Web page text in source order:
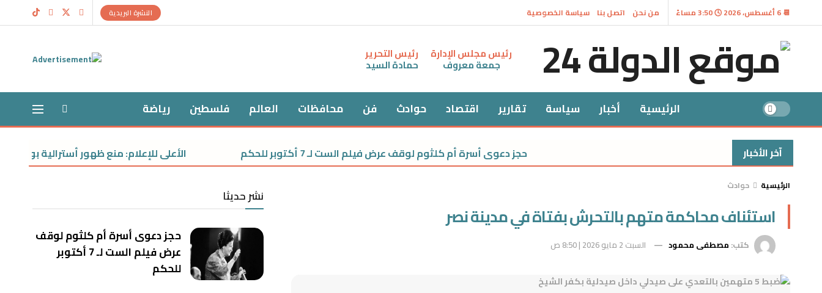
📆 6 أغسطس، 2026 🕓 3:50 مساءً من نحن اتصل بنا سياسة الخصوصية النشرة البريدية
رئيس مجلس الإدارة
جمعة معروف
رئيس التحرير
حمادة السيد
الرئيسية أخبار سياسة تقارير اقتصاد حوادث فن محافظات العالم فلسطين رياضة
آخر الأخبار حجز دعوى أسرة أم كلثوم لوقف عرض فيلم الست لـ 7 أكتوبر للحكم الأعلى للإعلام: منع ظهور أسترالية بوسائل
الرئيسية حوادث
استئناف محاكمة متهم بالتحرش بفتاة في مدينة نصر
كتب: مصطفى محمود السبت 2 مايو 2026 | 8:50 ص
نشر حديثا
حجز دعوى أسرة أم كلثوم لوقف
عرض فيلم الست لـ 7 أكتوبر
للحكم